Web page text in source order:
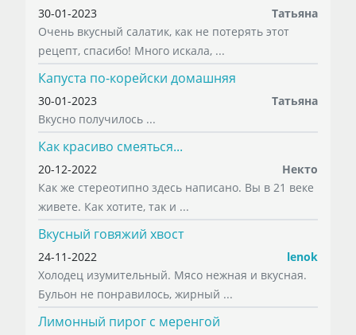
30-01-2023
Татьяна
Очень вкусный салатик, как не потерять этот
рецепт, спасибо! Много искала, ...
Капуста по-корейски домашняя
30-01-2023
Татьяна
Вкусно получилось ...
Как красиво смеяться...
20-12-2022
Некто
Как же стереотипно здесь написано. Вы в 21 веке
живете. Как хотите, так и ...
Вкусный говяжий хвост
24-11-2022
lenok
Холодец изумительный. Мясо нежная и вкусная.
Бульон не понравилось, жирный ...
Лимонный пирог с меренгой